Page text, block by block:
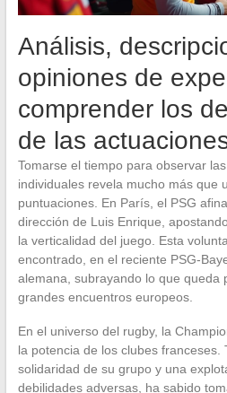
Análisis,
opiniones de
comprender los
de las
Tomarse el tiempo para observar
individuales revela mucho más que
puntuaciones. En París, el PSG
dirección de Luis Enrique,
la verticalidad del juego. Esta
encontrado, en el reciente PSG-
alemana, subrayando lo que queda
grandes encuentros europeos.
En el universo del rugby, la
la potencia de los clubes franceses.
solidaridad de su grupo y una
debilidades adversas, ha sabido